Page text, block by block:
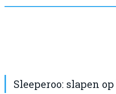
Sleeperoo: slapen